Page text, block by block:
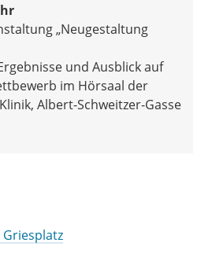
„Neugestaltung
und Ausblick auf
im Hörsaal der
Albert-Schweitzer-Gasse